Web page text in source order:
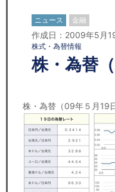
日本人にPR
コンサルティング
セミナー
経済ニュース
労務顧問
ニュース 金融
作成日：2009年5月
株式・為替情報
株・為替
株・為替（09年５月19日